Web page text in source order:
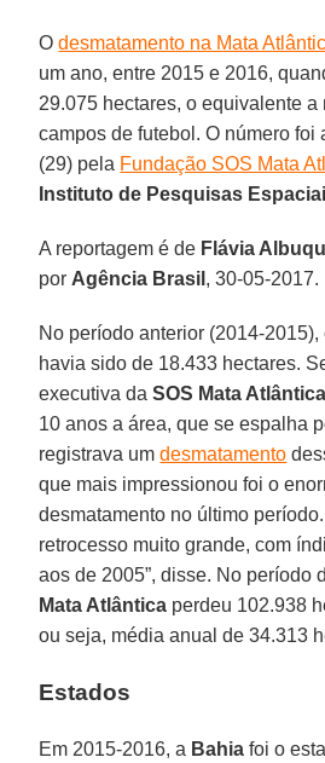
Odesmatamento na Mata
um ano, entre 2015 e 2016,
29.075 hectares, o equivalente a
campos de futebol. O número foi
(29) pela Fundação SOS Mata
Instituto de Pesquisas
A reportagem é de Flávia
por Agência Brasil , 30-05-2017.
No período anterior (2014-
havia sido de 18.433 hectares.
executiva daSOS Mata Atlântica
10 anos a área, que se espalha
registrava umdesmatamento
que mais impressionou foi o
desmatamento no último
retrocesso muito grande, com
aos de 2005”, disse. No período
Mata Atlântica perdeu 102.938
ou seja, média anual de 34.313
Estados
Em 2015-2016, a Bahia foi o